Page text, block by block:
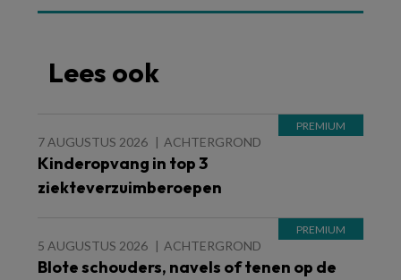
Lees ook
7 AUGUSTUS 2026 ACHTERGROND
Kinderopvang in top 3
ziekteverzuimberoepen
5 AUGUSTUS 2026 ACHTERGROND
Blote schouders, navels of tenen op de